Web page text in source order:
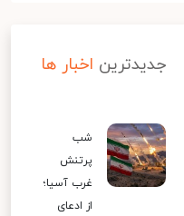
جدیدترین اخبار ها
شب
پرتنش
غرب آسیا؛
از ادعای